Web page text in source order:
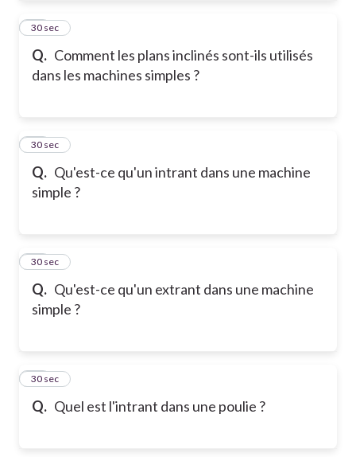
Q. Comment les plans inclinés sont-ils utilisés
dans les machines simples ?
11
30 sec
Q. Qu'est-ce qu'un intrant dans une machine
simple ?
12
30 sec
Q. Qu'est-ce qu'un extrant dans une machine
simple ?
13
30 sec
Q. Quel est l'intrant dans une poulie ?
14
30 sec